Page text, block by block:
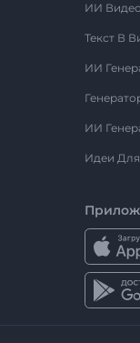
ИИ
Текст В
ИИ
ИИ
Идеи